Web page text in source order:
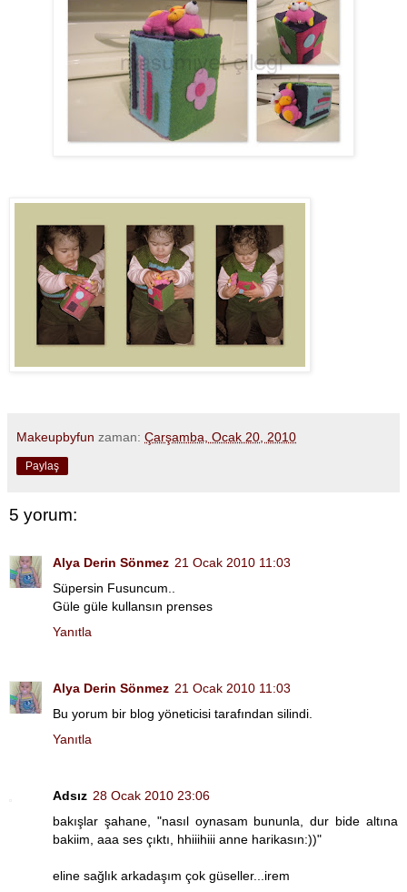
Makeupbyfun zaman: Çarşamba, Ocak 20, 2010
Paylaş
5 yorum:
Alya Derin Sönmez 21 Ocak 2010 11:03
Süpersin Fusuncum..
Güle güle kullansın prenses
Yanıtla
Alya Derin Sönmez 21 Ocak 2010 11:03
Bu yorum bir blog yöneticisi tarafından silindi.
Yanıtla
Adsız 28 Ocak 2010 23:06
bakışlar şahane, "nasıl oynasam bununla, dur bide altına
bakiim, aaa ses çıktı, hhiiihiii anne harikasın:))"
eline sağlık arkadaşım çok güseller...irem